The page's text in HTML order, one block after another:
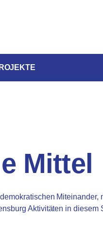
Mittel
Miteinander,
Aktivitäten in diesem